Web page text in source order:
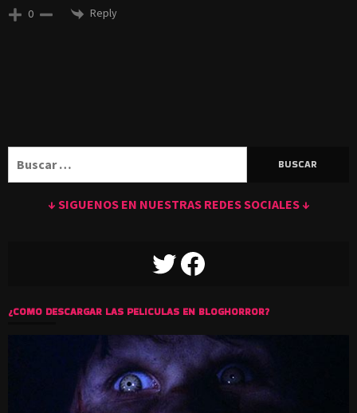
0 Reply
↓ SIGUENOS EN NUESTRAS REDES SOCIALES ↓
TWITTERFACEBOOK
¿COMO DESCARGAR LAS PELICULAS EN BLOGHORROR?